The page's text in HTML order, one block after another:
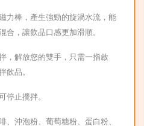
力棒，產生強勁的旋渦水流，能
合，讓飲品口感更加滑順。
，解放您的雙手，只需一指啟
飲品。
停止攪拌。
、沖泡粉、葡萄糖粉、蛋白粉、